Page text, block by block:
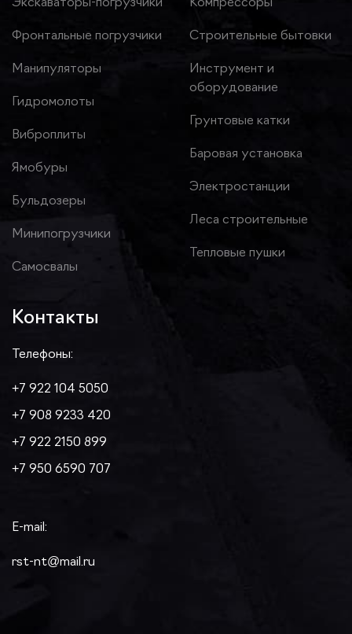
Экскаваторы-погрузчики
Фронтальные погрузчики
Манипуляторы
Гидромолоты
Виброплиты
Ямобуры
Бульдозеры
Минипогрузчики
Самосвалы
Компрессоры
Строительные бытовки
Инструмент и
оборудование
Грунтовые катки
Баровая установка
Электростанции
Леса строительные
Тепловые пушки
Контакты
Телефоны:
+7 922 104 5050
+7 908 9233 420
+7 922 2150 899
+7 950 6590 707
E-mail:
rst-nt@mail.ru